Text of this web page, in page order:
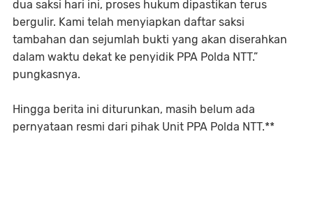
dua saksi hari ini, proses hukum dipastikan terus
bergulir. Kami telah menyiapkan daftar saksi
tambahan dan sejumlah bukti yang akan diserahkan
dalam waktu dekat ke penyidik PPA Polda NTT.”
pungkasnya.
Hingga berita ini diturunkan, masih belum ada
pernyataan resmi dari pihak Unit PPA Polda NTT.**